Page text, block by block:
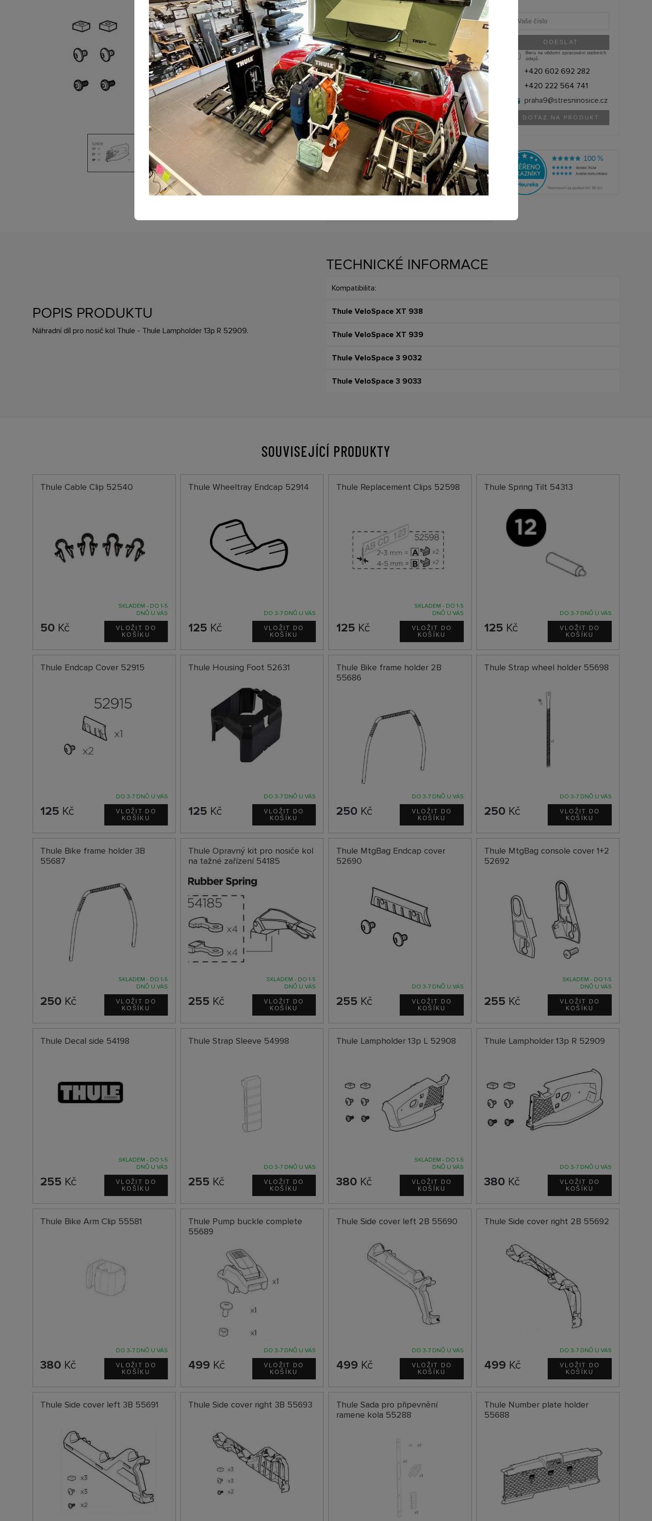
DO 3-7 DNŮ U VÁS
– +
Beru na vědomí zpracování osobních
údajů.
+420 602 692 282
+420 222 564 741
praha9@stresninosice.cz
DOTAZ NA PRODUKT
Výrobce: THULE (Švédsko)
Kód produktu: 1500052909
POPIS PRODUKTU
Náhradní díl pro nosič kol Thule - Thule Lampholder 13p R 52909.
TECHNICKÉ INFORMACE
Kompatibilita:
Thule VeloSpace XT 938
Thule VeloSpace XT 939
Thule VeloSpace 3 9032
Thule VeloSpace 3 9033
SOUVISEJÍCÍ PRODUKTY
Thule Cable Clip 52540
SKLADEM - DO 1-5
DNŮ U VÁS
50 Kč
Thule Wheeltray Endcap 52914
DO 3-7 DNŮ U VÁS
125 Kč
Thule Replacement Clips 52598
SKLADEM - DO 1-5
DNŮ U VÁS
125 Kč
Thule Spring Tilt 54313
DO 3-7 DNŮ U VÁS
125 Kč
Thule Endcap Cover 52915
DO 3-7 DNŮ U VÁS
125 Kč
Thule Housing Foot 52631
DO 3-7 DNŮ U VÁS
125 Kč
Thule Bike frame holder 2B
55686
DO 3-7 DNŮ U VÁS
250 Kč
Thule Strap wheel holder 55698
DO 3-7 DNŮ U VÁS
250 Kč
Thule Bike frame holder 3B
55687
SKLADEM - DO 1-5
DNŮ U VÁS
250 Kč
Thule Opravný kit pro nosiče kol
na tažné zařízení 54185
SKLADEM - DO 1-5
DNŮ U VÁS
255 Kč
Thule MtgBag Endcap cover
52690
DO 3-7 DNŮ U VÁS
255 Kč
Thule MtgBag console cover 1+2
52692
SKLADEM - DO 1-5
DNŮ U VÁS
255 Kč
Thule Decal side 54198
SKLADEM - DO 1-5
DNŮ U VÁS
255 Kč
Thule Strap Sleeve 54998
DO 3-7 DNŮ U VÁS
255 Kč
Thule Lampholder 13p L 52908
SKLADEM - DO 1-5
DNŮ U VÁS
380 Kč
Thule Lampholder 13p R 52909
DO 3-7 DNŮ U VÁS
380 Kč
Thule Bike Arm Clip 55581
DO 3-7 DNŮ U VÁS
380 Kč
Thule Pump buckle complete
55689
DO 3-7 DNŮ U VÁS
499 Kč
Thule Side cover left 2B 55690
DO 3-7 DNŮ U VÁS
499 Kč
Thule Side cover right 2B 55692
DO 3-7 DNŮ U VÁS
499 Kč
Thule Side cover left 3B 55691 Thule Side cover right 3B 55693
Thule Sada pro připevnění
ramene kola 55288
Thule Number plate holder
55688